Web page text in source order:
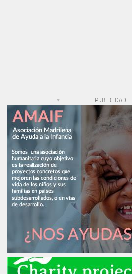
PUBLICIDAD